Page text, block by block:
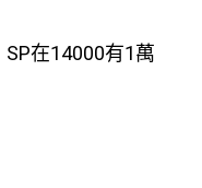
在14000有1萬